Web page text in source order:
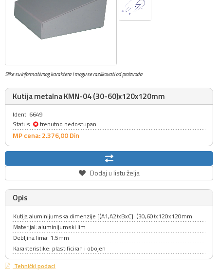
Slike su informativnog karaktera i mogu se razlikovati od proizvoda
Kutija metalna KMN-04 (30-60)x120x120mm
Ident: 6649
Status:
trenutno nedostupan
MP cena: 2.376,00Din
Dodaj u listu želja
Opis
Kutija aluminijumska dimenzije [(A1,A2)xBxC]: (30,60)x120x120mm
Materijal: aluminijumski lim
Debljina lima: 1.5mm
Karakteristike: plastificiran i obojen
Tehnički podaci